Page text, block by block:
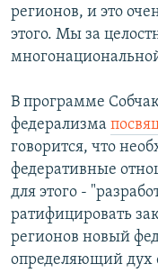
регионов, и это
этого. Мы за
В программе
федерализма
говорится, что
федеративные
для этого -
ратифицировать
регионов новый
определяющий дух